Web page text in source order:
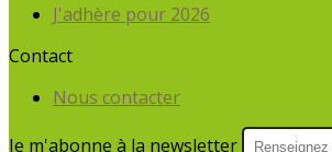
J'adhère pour 2026
Contact
Nous contacter
Je m'abonne à la newsletter